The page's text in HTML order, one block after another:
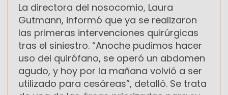
La directora del nosocomio, Laura
Gutmann, informó que ya se realizaron
las primeras intervenciones quirúrgicas
tras el siniestro. “Anoche pudimos hacer
uso del quirófano, se operó un abdomen
agudo, y hoy por la mañana volvió a ser
utilizado para cesáreas”, detalló. Se trata